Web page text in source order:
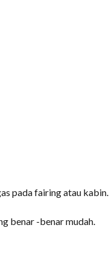
pada fairing atau kabin.
benar -benar mudah.